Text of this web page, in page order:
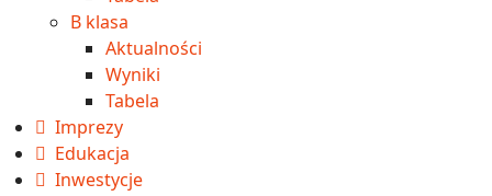
B klasa
Aktualności
Wyniki
Tabela
Imprezy
Edukacja
Inwestycje